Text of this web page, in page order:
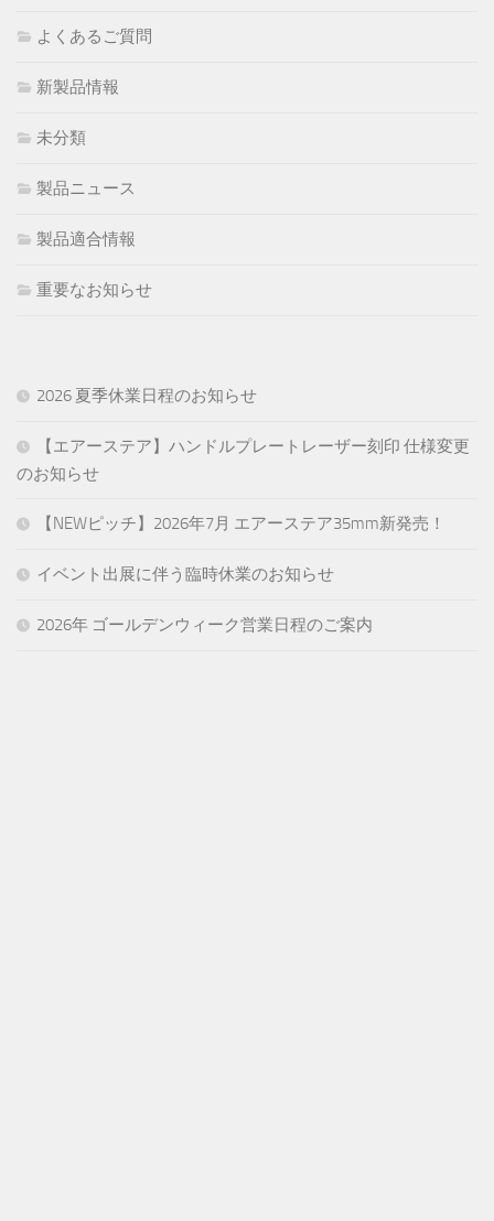
よくあるご質問
新製品情報
未分類
製品ニュース
製品適合情報
重要なお知らせ
2026 夏季休業日程のお知らせ
【エアーステア】ハンドルプレートレーザー刻印 仕様変更
のお知らせ
【NEWピッチ】2026年7月 エアーステア35mm新発売！
イベント出展に伴う臨時休業のお知らせ
2026年 ゴールデンウィーク営業日程のご案内